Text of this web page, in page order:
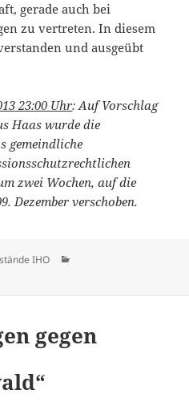
gerade auch bei
zu vertreten. In diesem
und ausgeübt
23:00 Uhr: Auf Vorschlag
Haas wurde die
gemeindliche
zwei Wochen, auf die
Dezember verschoben.
IHO
gegen